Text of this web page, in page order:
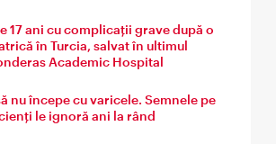
17 ani cu complicații grave după o
în Turcia, salvat în ultimul
Academic Hospital
nu începe cu varicele. Semnele pe
le ignoră ani la rând